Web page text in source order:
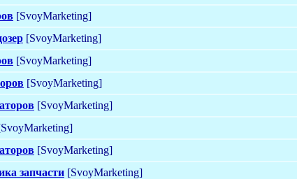
[SvoyMarketing]
[SvoyMarketing]
[SvoyMarketing]
[SvoyMarketing]
[SvoyMarketing]
[SvoyMarketing]
запчасти [SvoyMarketing]